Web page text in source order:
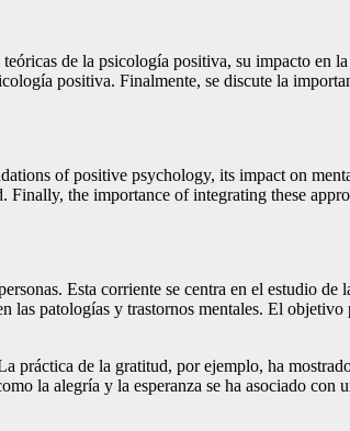
de la psicología positiva, su impacto en
positiva. Finalmente, se discute la
of positive psychology, its impact on
the importance of integrating these
Esta corriente se centra en el estudio de
las patologías y trastornos mentales. El
práctica de la gratitud, por ejemplo, ha
la alegría y la esperanza se ha asociado con